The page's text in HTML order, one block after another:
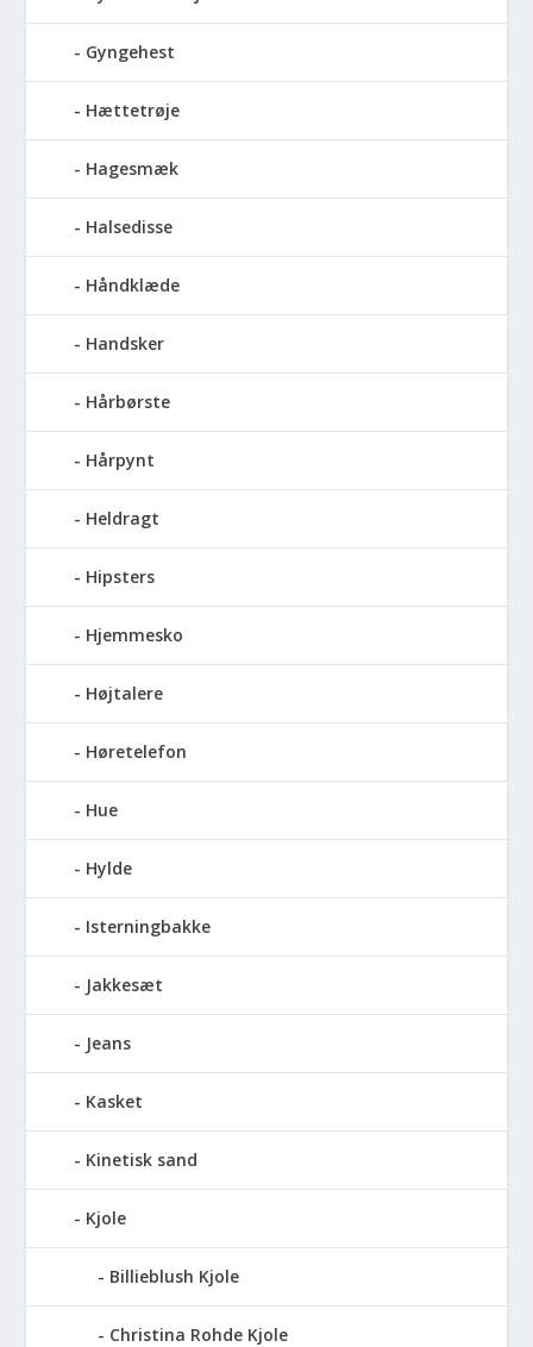
Gyngehest
Hættetrøje
Hagesmæk
Halsedisse
Håndklæde
Handsker
Hårbørste
Hårpynt
Heldragt
Hipsters
Hjemmesko
Højtalere
Høretelefon
Hue
Hylde
Isterningbakke
Jakkesæt
Jeans
Kasket
Kinetisk sand
Kjole
Billieblush Kjole
Christina Rohde Kjole